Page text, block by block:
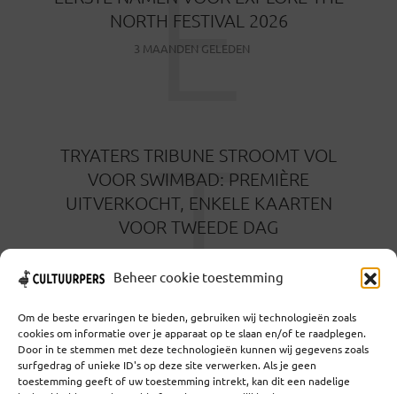
Beheer cookie toestemming
Om de beste ervaringen te bieden, gebruiken wij technologieën zoals
cookies om informatie over je apparaat op te slaan en/of te raadplegen.
Door in te stemmen met deze technologieën kunnen wij gegevens zoals
surfgedrag of unieke ID's op deze site verwerken. Als je geen
toestemming geeft of uw toestemming intrekt, kan dit een nadelige
NORTH FESTIVAL 2026
3 MAANDEN GELEDEN
E
TRYATERS TRIBUNE STROOMT VOL
VOOR SWIMBAD: PREMIÈRE
UITVERKOCHT, ENKELE KAARTEN
VOOR TWEEDE DAG
T
Coöperatief Cultureel Persbureau U.A. | Salzburg 29 |